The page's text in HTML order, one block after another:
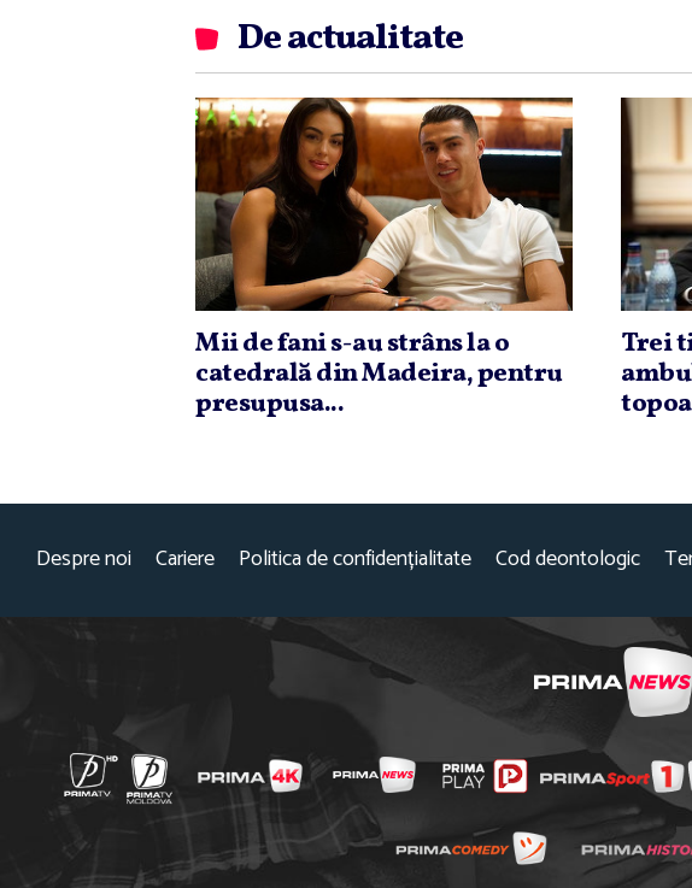
De actualitate
Mii de fani s-au strâns la o
catedrală din Madeira, pentru
presupusa...
Trei
Despre noi Cariere Politica de confidențialitate Cod deontologic